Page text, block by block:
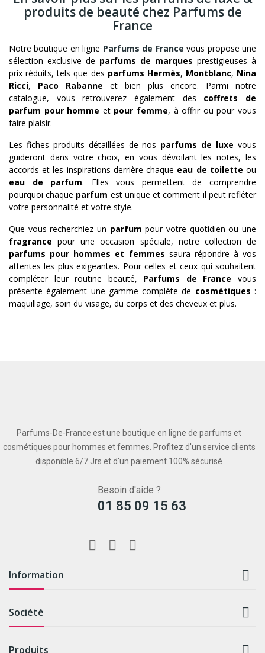
produits de beauté chez Parfums de
France
Notre boutique en ligne Parfums de France vous propose une
sélection exclusive de parfums de marques prestigieuses à
prix réduits, tels que des parfums Hermès, Montblanc, Nina
Ricci, Paco Rabanne et bien plus encore. Parmi notre
catalogue, vous retrouverez également des coffrets de
parfum pour homme et pour femme, à offrir ou pour vous
faire plaisir.
Les fiches produits détaillées de nos parfums de luxe vous
guideront dans votre choix, en vous dévoilant les notes, les
accords et les inspirations derrière chaque eau de toilette ou
eau de parfum. Elles vous permettent de comprendre
pourquoi chaque parfum est unique et comment il peut refléter
votre personnalité et votre style.
Que vous recherchiez un parfum pour votre quotidien ou une
fragrance pour une occasion spéciale, notre collection de
parfums pour hommes et femmes saura répondre à vos
attentes les plus exigeantes. Pour celles et ceux qui souhaitent
compléter leur routine beauté, Parfums de France vous
présente également une gamme complète de cosmétiques :
maquillage, soin du visage, du corps et des cheveux et plus.
Parfums-De-France est une boutique en ligne de parfums et
cosmétiques pour hommes et femmes. Profitez d'un service clients
disponible 6/7 Jrs et d'un paiement 100% sécurisé
Besoin d'aide ?
01 85 09 15 63
Information 
Société 
Produits